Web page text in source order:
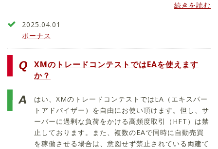
続きを読む
2025.04.01
ボーナス
XMのトレードコンテストではEAを使えます
か？
はい、XMのトレードコンテストではEA（エキスパー
トアドバイザー）を自由にお使い頂けます。但し、サ
ーバーに過剰な負荷をかける高頻度取引（HFT）は禁
止しております。また、複数のEAで同時に自動売買
を稼働させる場合は、意図せず禁止されている両建て